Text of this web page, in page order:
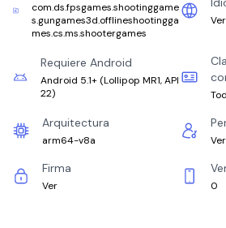
com.ds.fpsgames.shootinggame
s.gungames3d.offlineshootingga
mes.cs.ms.shootergames
Requiere Android
Android 5.1+ (Lollipop MR1, API
22)
Arquitectura
arm64-v8a
Firma
Ver 0